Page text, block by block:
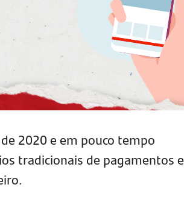
2020 e em pouco tempo
tradicionais de pagamentos e